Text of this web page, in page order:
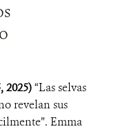
2025)“Las selvas
revelan sus
Emma